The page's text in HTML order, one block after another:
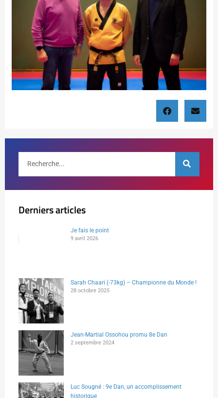
Derniers articles
Je fais le point
9 avril 2026
Sarah Chaari (-73kg) – Championne du Monde !
28 octobre 2025
Jean-Martial Ossohou promu 8e Dan
2 septembre 2024
Luc Sougné : 9e Dan, un accomplissement
historique